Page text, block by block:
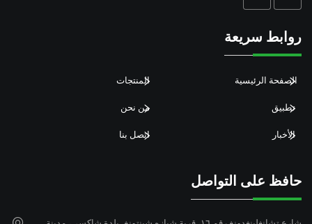
روابط سريعة
الصفحة الرئيسية المنتجات
تطبيق من نحن
الأخبار اتصل بنا
حافظ على التواصل